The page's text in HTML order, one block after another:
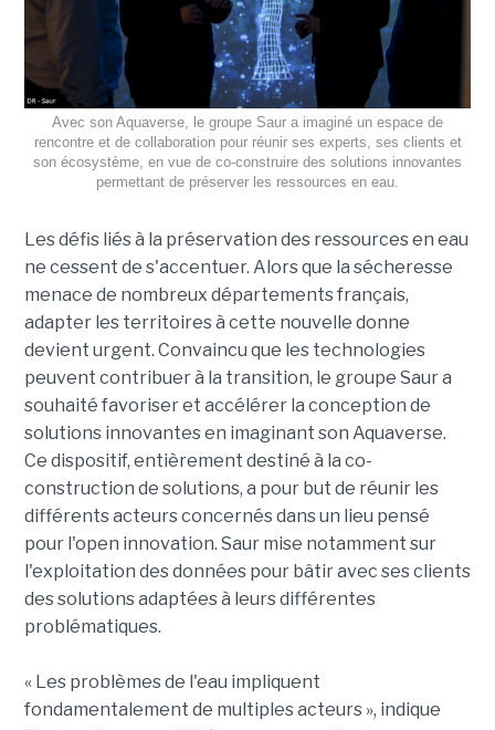
Avec son Aquaverse, le groupe Saur a imaginé un espace de
rencontre et de collaboration pour réunir ses experts, ses clients et
son écosystème, en vue de co-construire des solutions innovantes
permettant de préserver les ressources en eau.
Les défis liés à la préservation des ressources en eau
ne cessent de s'accentuer. Alors que la sécheresse
menace de nombreux départements français,
adapter les territoires à cette nouvelle donne
devient urgent. Convaincu que les technologies
peuvent contribuer à la transition, le groupe Saur a
souhaité favoriser et accélérer la conception de
solutions innovantes en imaginant son Aquaverse.
Ce dispositif, entièrement destiné à la co-
construction de solutions, a pour but de réunir les
différents acteurs concernés dans un lieu pensé
pour l'open innovation. Saur mise notamment sur
l'exploitation des données pour bâtir avec ses clients
des solutions adaptées à leurs différentes
problématiques.
« Les problèmes de l'eau impliquent
fondamentalement de multiples acteurs », indique